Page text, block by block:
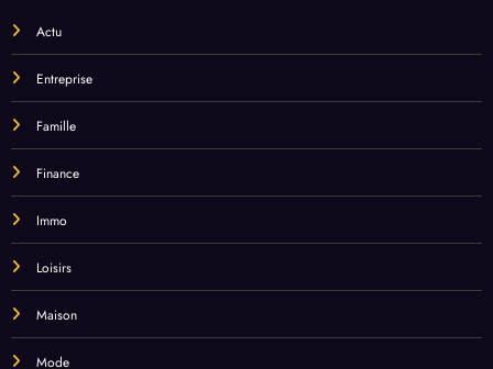
Actu
Entreprise
Famille
Finance
Immo
Loisirs
Maison
Mode